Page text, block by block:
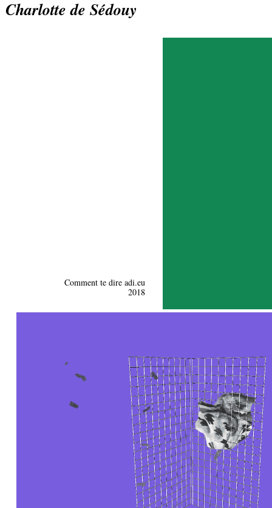
Charlotte de Sédouy
Comment te dire adi.eu
2018